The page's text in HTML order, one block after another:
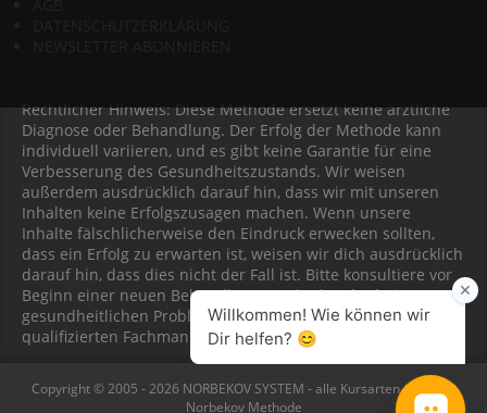
Rechtlicher Hinweis: Diese Methode ersetzt keine ärztliche
Diagnose oder Behandlung. Der Erfolg der Methode kann
individuell variieren, und es gibt keine Garantie für eine
Verbesserung des Gesundheitszustands. Wir weisen
außerdem ausdrücklich darauf hin, dass wir mit unseren
Inhalten keine Erfolgszusagen machen. Wenn unsere
Inhalte fälschlicherweise den Eindruck erwecken sollten,
dass ein Erfolg zu erwarten ist, weisen wir dich ausdrücklich
darauf hin, dass dies nicht der Fall ist. Bitte konsultiere vor
Beginn einer neuen Behandlungsmethode oder bei
gesundheitlichen Problemen immer einen Arzt oder
qualifizierten Fachmann.
Copyright © 2005 - 2026 NORBEKOV SYSTEM - alle Kursarten nach der
Norbekov Methode